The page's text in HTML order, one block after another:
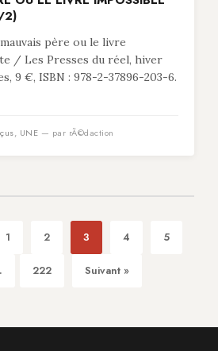
2)
père ou le livre
/ Les Presses du réel, hiver
9 €, ISBN : 978-2-37896-203-6.
, UNE — par rÃ©daction
1 2 3 4 5
222 Suivant »